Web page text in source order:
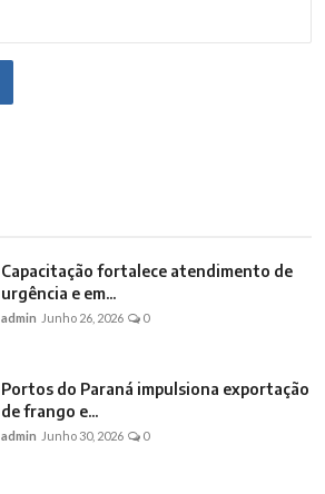
Capacitação fortalece atendimento de
urgência e em...
admin Junho 26, 2026 0
Portos do Paraná impulsiona exportação
de frango e...
admin Junho 30, 2026 0